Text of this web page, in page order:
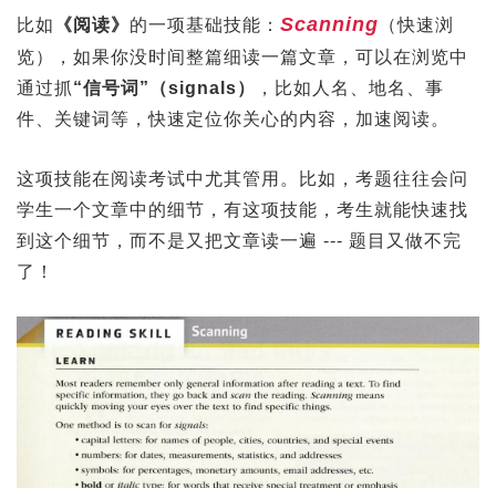
比如 《阅读》 的一项基础技能： Scanning （快速浏
览），如果你没时间整篇细读一篇文章，可以在浏览中
通过抓 “信号词”（signals）
，比如人名、地名、事
件、关键词等，快速定位你关心的内容，加速阅读。
这项技能在阅读考试中尤其管用。比如，考题往往会问
学生一个文章中的细节，有这项技能，考生就能快速找
到这个细节，而不是又把文章读一遍 --- 题目又做不完
了！